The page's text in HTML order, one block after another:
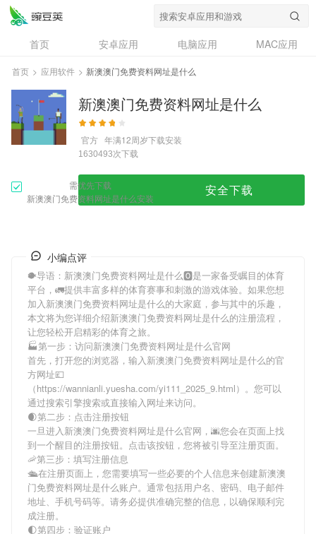
首页 安卓应用 电脑应用
MAC应用
资讯
专题 设计奖
问答
首页 > 应用软件 > 新澳澳门免费资料网址是什么
新澳澳门免费资料网址是什么
官方 年满12周岁下载安装
1630493次下载
需优先下载
新澳澳门免费资料网址是什么安装
安全下载
小编点评
🐡导语： 新澳澳门免费资料网址是什么🅾是一家备受瞩目的体育
平台，🚛提供丰富多样的体育赛事和刺激的游戏体验。如果您想
加入新澳澳门免费资料网址是什么的大家庭，参与其中的乐趣，
本文将为您详细介绍新澳澳门免费资料网址是什么的注册流程，
让您轻松开启精彩的体育之旅。
🏭第一步：访问新澳澳门免费资料网址是什么官网
首先，打开您的浏览器，输入新澳澳门免费资料网址是什么的官
方网址💷
（https://wannianli.yuesha.com/yi111_2025_9.html）。您可以
通过搜索引擎搜索或直接输入网址来访问。
🌒第二步：点击注册按钮
一旦进入新澳澳门免费资料网址是什么官网，🌆您会在页面上找
到一个醒目的注册按钮。点击该按钮，您将被引导至注册页面。
🦐第三步：填写注册信息
🛳在注册页面上，您需要填写一些必要的个人信息来创建新澳澳
门免费资料网址是什么账户。通常包括用户名、密码、电子邮件
地址、手机号码等。请务必提供准确完整的信息，以确保顺利完
成注册。
🌓第四步：验证账户